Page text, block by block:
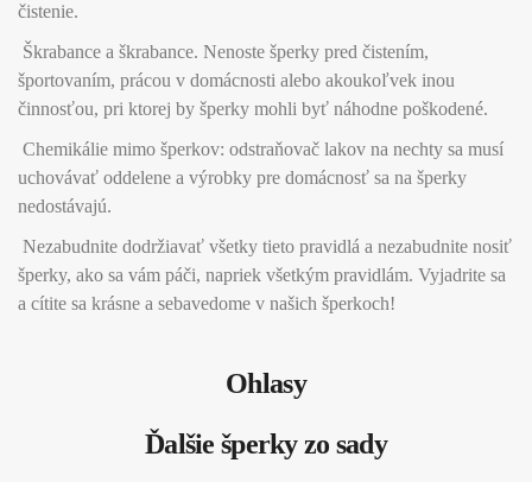
čistenie.
Škrabance a škrabance. Nenoste šperky pred čistením,
športovaním, prácou v domácnosti alebo akoukoľvek inou
činnosťou, pri ktorej by šperky mohli byť náhodne poškodené.
Chemikálie mimo šperkov: odstraňovač lakov na nechty sa musí
uchovávať oddelene a výrobky pre domácnosť sa na šperky
nedostávajú.
Nezabudnite dodržiavať všetky tieto pravidlá a nezabudnite nosiť
šperky, ako sa vám páči, napriek všetkým pravidlám. Vyjadrite sa
a cítite sa krásne a sebavedome v našich šperkoch!
Ohlasy
Ďalšie šperky zo sady